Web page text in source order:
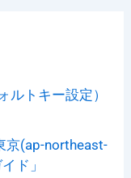
ルトキー設定）
京(ap-northeast-
ド」